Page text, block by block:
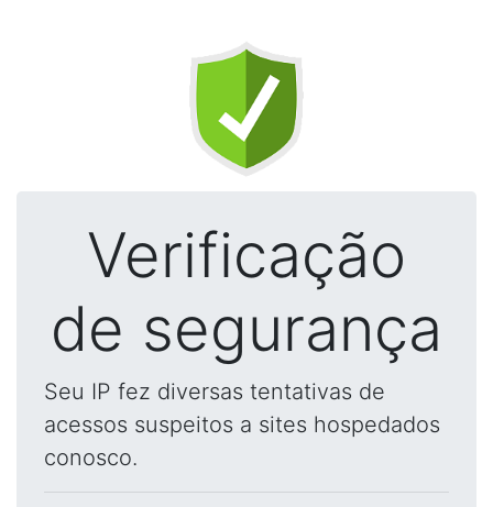
Verificação
de segurança
Seu IP fez diversas tentativas de
acessos suspeitos a sites hospedados
conosco.